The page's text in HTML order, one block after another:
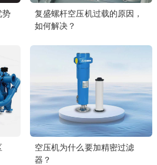
势
复盛螺杆空压机过载的原因，
如何解决？
空压机为什么要加精密过滤
器？